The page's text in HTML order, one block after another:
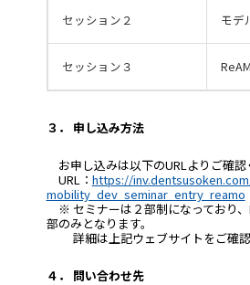
セッション２ モデ
セッション３
３． 申し込み方法
お申し込みは以下のURLよりご確認
URL： https://
mobility_dev_seminar_entry_reamo
※ セミナーは２部制になっており
部のみとなります。
詳細は上記ウェブサイトをご確認
４． 問い合わせ先